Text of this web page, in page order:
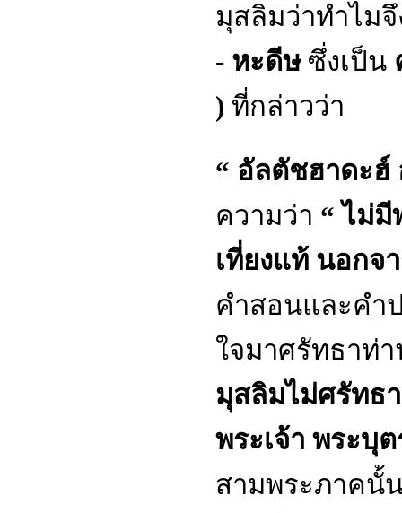
มุสลิมว่าทำไม
- หะดีษ ซึ่งเป็น
) ที่กล่าวว่า
“ อัลตัชฮาดะฮ์
ความว่า “ ไม่มี
เที่ยงแท้ นอกจ
คำสอนและคำ
ใจมาศรัทธาท่
มุสลิมไม่ศรัทธ
พระเจ้า พระ
สามพระภาคนั้